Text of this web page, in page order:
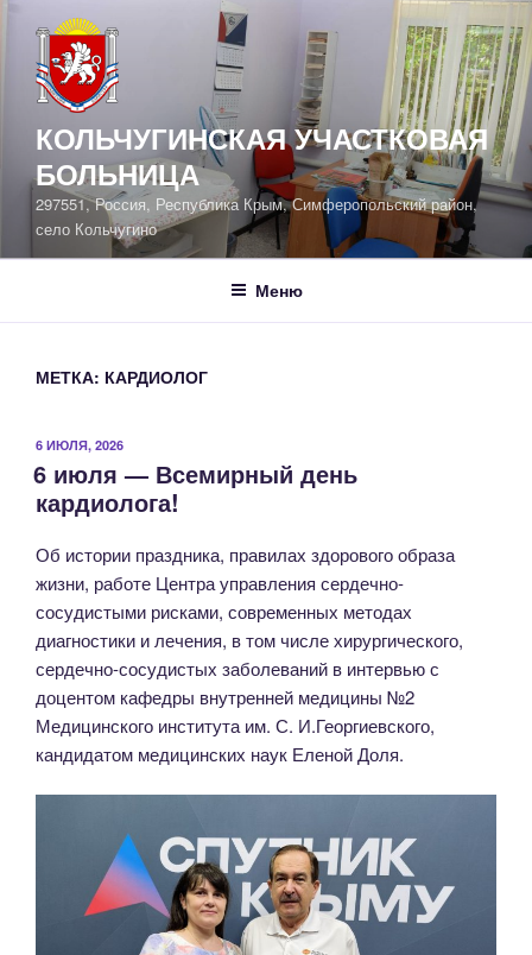
содержимому
КОЛЬЧУГИНСКАЯ УЧАСТКОВАЯ
БОЛЬНИЦА
297551, Россия, Республика Крым, Симферопольский район,
село Кольчугино
Меню
МЕТКА: КАРДИОЛОГ
ОПУБЛИКОВАНО
6 ИЮЛЯ, 2026
6 июля — Всемирный день
кардиолога!
Об истории праздника, правилах здорового образа
жизни, работе Центра управления сердечно-
сосудистыми рисками, современных методах
диагностики и лечения, в том числе хирургического,
сердечно-сосудистых заболеваний в интервью с
доцентом кафедры внутренней медицины №2
Медицинского института им. С. И.Георгиевского,
кандидатом медицинских наук Еленой Доля.